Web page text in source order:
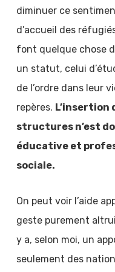
diminuer ce
d’accueil des
font quelque chose
un statut, celui
de l’ordre dans leur
repères.
structures n’est
éducative et
sociale.
On peut voir l’aide
geste purement
y a, selon moi, un
seulement des